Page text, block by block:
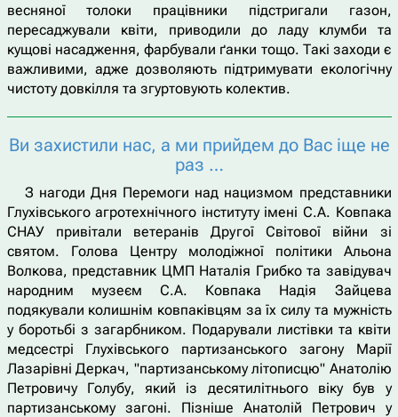
весняної толоки працівники підстригали газон,
пересаджували квіти, приводили до ладу клумби та
кущові насадження, фарбували ґанки тощо. Такі заходи є
важливими, адже дозволяють підтримувати екологічну
чистоту довкілля та згуртовують колектив.
Ви захистили нас, а ми прийдем до Вас іще не
раз …
З нагоди Дня Перемоги над нацизмом представники
Глухівського агротехнічного інституту імені С.А. Ковпака
СНАУ привітали ветеранів Другої Світової війни зі
святом. Голова Центру молодіжної політики Альона
Волкова, представник ЦМП Наталія Грибко та завідувач
народним музеєм С.А. Ковпака Надія Зайцева
подякували колишнім ковпаківцям за їх силу та мужність
у боротьбі з загарбником. Подарували листівки та квіти
медсестрі Глухівського партизанського загону Марії
Лазарівні Деркач, "партизанському літописцю" Анатолію
Петровичу Голубу, який із десятилітнього віку був у
партизанському загоні. Пізніше Анатолій Петрович у